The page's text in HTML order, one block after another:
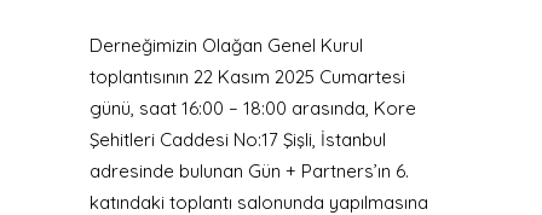
Derneğimizin Olağan Genel Kurul
toplantısının 22 Kasım 2025 Cumartesi
günü, saat 16:00 – 18:00 arasında, Kore
Şehitleri Caddesi No:17 Şişli, İstanbul
adresinde bulunan Gün + Partners’ın 6.
katındaki toplantı salonunda yapılmasına